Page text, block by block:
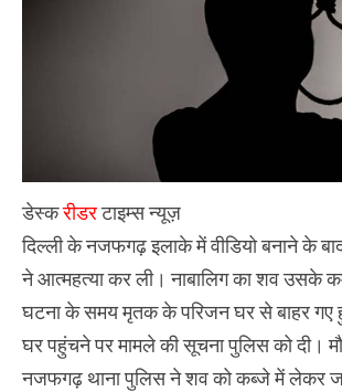
डेस्करीडरटाइम्स न्यूज़
दिल्ली के नजफगढ़ इलाके में वीडियो बनाने के बाद
ने आत्महत्या कर ली। नाबालिग का शव उसके
घटना के समय मृतक के परिजन घर से बाहर गए
घर पहुंचने पर मामले की सूचना पुलिस को दी।
नजफगढ़ थाना पुलिस ने शव को कब्जे में लेकर